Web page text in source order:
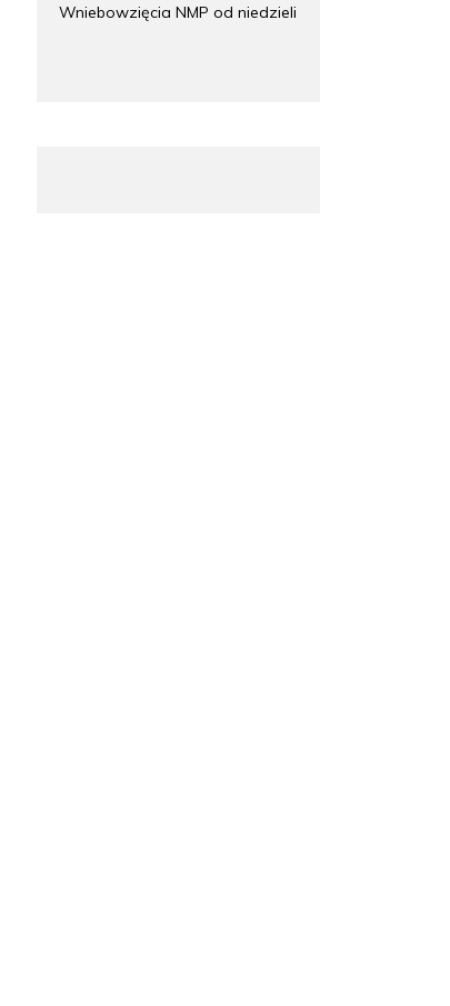
Wniebowzięcia NMP od niedzieli